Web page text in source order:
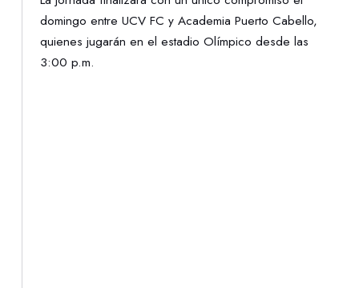
domingo entre UCV FC y Academia Puerto Cabello,
quienes jugarán en el estadio Olímpico desde las
3:00 p.m.